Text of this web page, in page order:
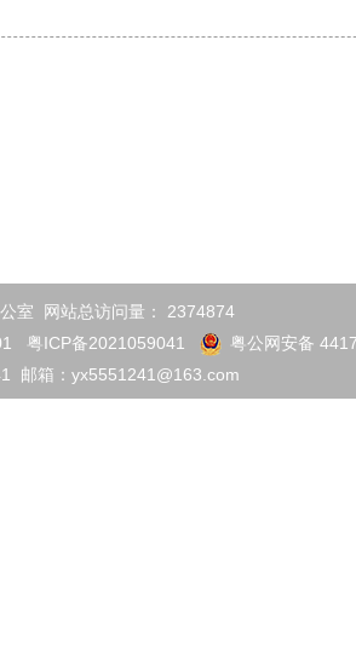
室 网站总访问量： 2374874
粤ICP备2021059041
粤公网安备
邮箱：yx5551241@163.com